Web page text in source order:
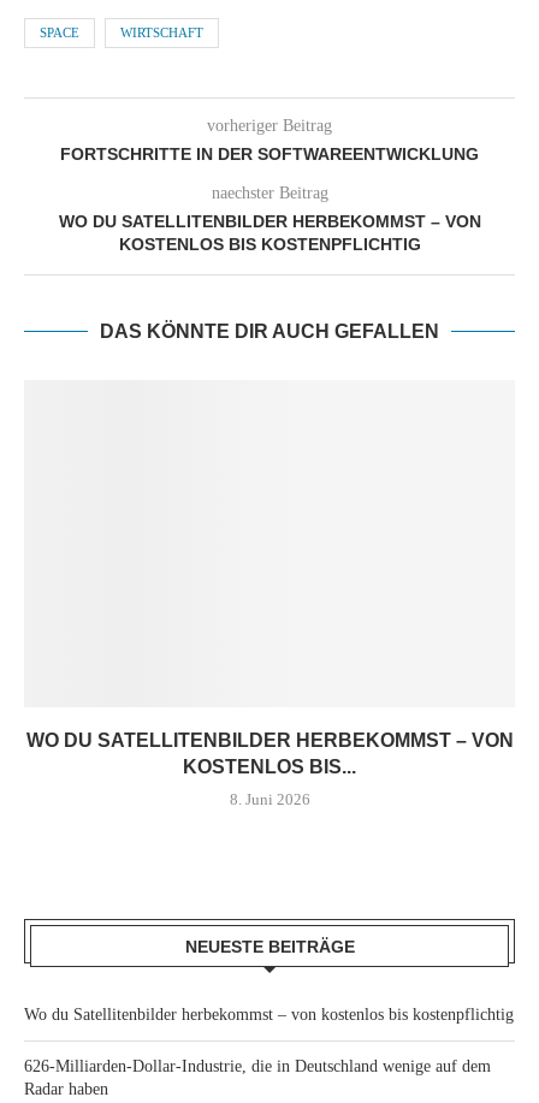
SPACE WIRTSCHAFT
vorheriger Beitrag
FORTSCHRITTE IN DER SOFTWAREENTWICKLUNG
naechster Beitrag
WO DU SATELLITENBILDER HERBEKOMMST – VON
KOSTENLOS BIS KOSTENPFLICHTIG
DAS KÖNNTE DIR AUCH GEFALLEN
WO DU SATELLITENBILDER HERBEKOMMST – VON
KOSTENLOS BIS...
8. Juni 2026
NEUESTE BEITRÄGE
Wo du Satellitenbilder herbekommst – von kostenlos bis kostenpflichtig
626-Milliarden-Dollar-Industrie, die in Deutschland wenige auf dem
Radar haben